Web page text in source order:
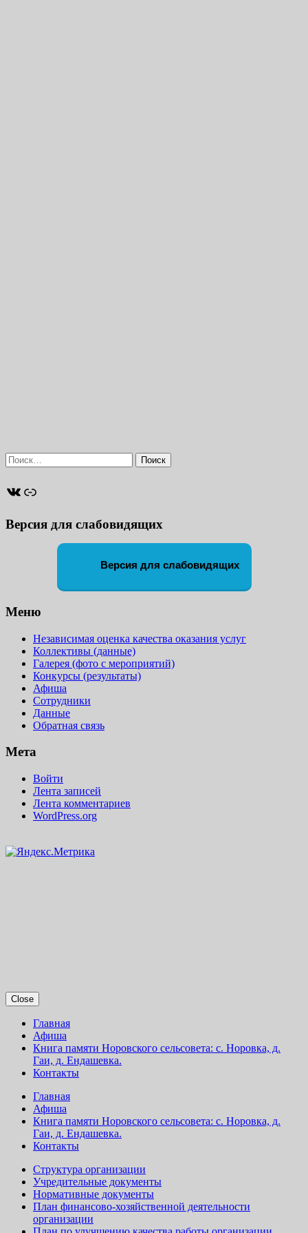
Найти:
ВКонтакте
Ссылка
Версия для слабовидящих
Версия для слабовидящих
Меню
Независимая оценка качества оказания услуг
Коллективы (данные)
Галерея (фото с мероприятий)
Конкурсы (результаты)
Афиша
Сотрудники
Данные
Обратная связь
Мета
Войти
Лента записей
Лента комментариев
WordPress.org
Close
Главная
Афиша
Книга памяти Норовского сельсовета: с. Норовка, д.
Гаи, д. Ендашевка.
Контакты
Главная
Афиша
Книга памяти Норовского сельсовета: с. Норовка, д.
Гаи, д. Ендашевка.
Контакты
Структура организации
Учредительные документы
Нормативные документы
План финансово-хозяйственной деятельности
организации